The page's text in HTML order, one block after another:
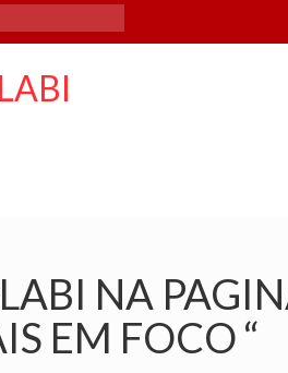
NA
EM FOCO “